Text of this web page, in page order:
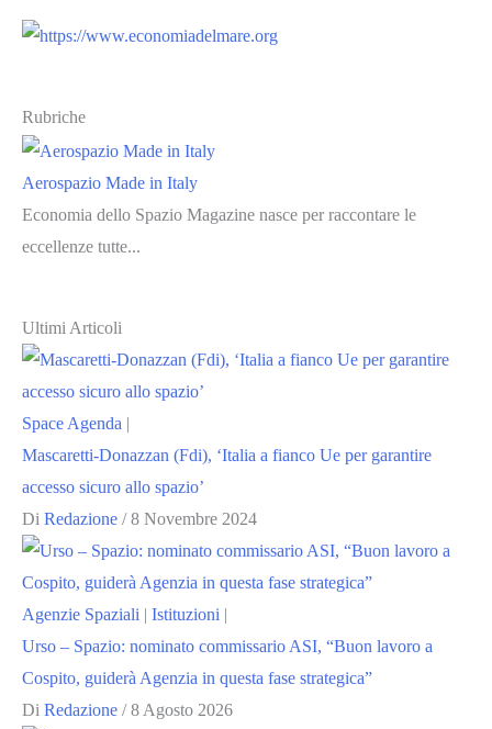
Rubriche
Aerospazio Made in Italy
Economia dello Spazio Magazine nasce per raccontare le
eccellenze tutte...
Ultimi Articoli
Space Agenda |
Mascaretti-Donazzan (Fdi), ‘Italia a fianco Ue per garantire
accesso sicuro allo spazio’
Di Redazione /8 Novembre 2024
Agenzie Spaziali | Istituzioni |
Urso – Spazio: nominato commissario ASI, “Buon lavoro a
Cospito, guiderà Agenzia in questa fase strategica”
Di Redazione /8 Agosto 2026